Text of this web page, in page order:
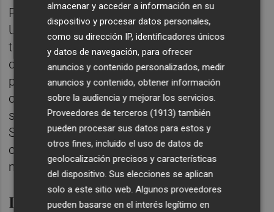
Por tanto, en Presidencia, señalaban desde
UGT, "conocen de primera mano que el
teletrabajo es un método -un derecho,
diríamos desde UGT- que beneficia tanto al
personal empleado público que lo disfruta
como a la eficiencia de la Administración". El
sindicato se mostraba a disposición de la
Subsecretaría para una reunión y trabajar
conjuntamente en la implantación de esta
modalidad.
Informe anual
almacenar y acceder a información en su
dispositivo y procesar datos personales,
como su dirección IP, identificadores únicos
y datos de navegación, para ofrecer
anuncios y contenido personalizados, medir
anuncios y contenido, obtener información
sobre la audiencia y mejorar los servicios.
Proveedores de terceros (1913) también
pueden procesar sus datos para estos y
otros fines, incluido el uso de datos de
geolocalización precisos y características
del dispositivo. Sus elecciones se aplican
solo a este sitio web. Algunos proveedores
pueden basarse en el interés legítimo en